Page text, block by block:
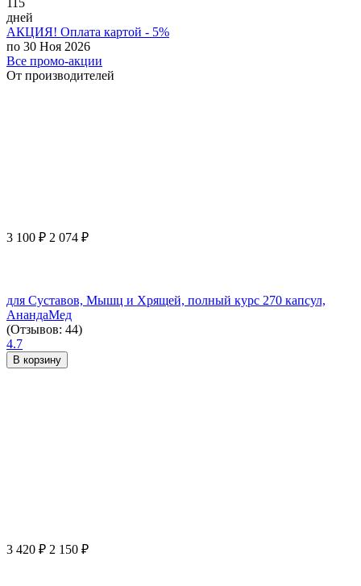
115
дней
АКЦИЯ! Оплата картой - 5%
по 30 Ноя 2026
Все промо-акции
От производителей
3 100 ₽ 2 074 ₽
для Суставов, Мышц и Хрящей, полный курс 270 капсул,
АнандаМед
(Отзывов: 44)
4.7
В корзину
3 420 ₽ 2 150 ₽